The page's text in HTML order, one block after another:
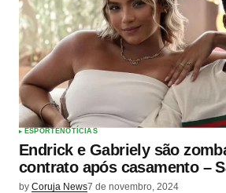
ESPORTENOTÍCIAS
Endrick e Gabriely são
contrato após casamento –
by Coruja News7 de novembro, 2024